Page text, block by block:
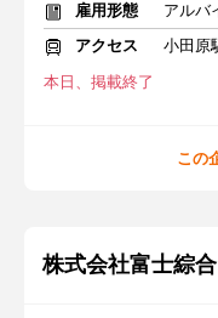
雇用形態
アルバ
アクセス
小田原
本日、掲載終了
この
株式会社富士綜合